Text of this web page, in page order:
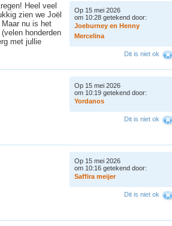
Heel veel
zien we Joël
nu is het
honderden
met jullie
Op 15 mei 2026
om 10:28 getekend door:
Joeburney en Henny
Mercelina
Dit is niet ok
Op 15 mei 2026
om 10:19 getekend door:
Yordanos
Dit is niet ok
Op 15 mei 2026
om 10:16 getekend door:
Saffira meijer
Dit is niet ok